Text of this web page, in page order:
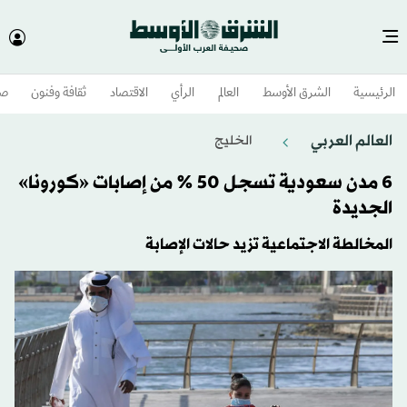
الرئيسية الشرق الأوسط​ العالم الرأي الاقتصاد ثقافة وفنون
العالم العربي الخليج
6 مدن سعودية تسجل 50 % من إصابات «كورونا»
الجديدة
المخالطة الاجتماعية تزيد حالات الإصابة